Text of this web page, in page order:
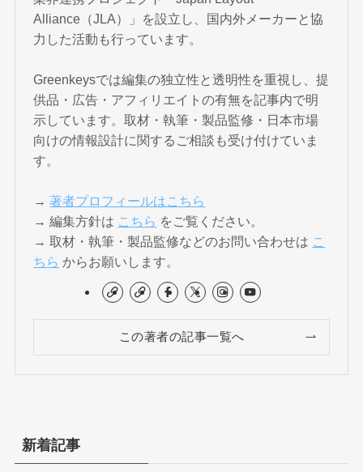
Alliance（JLA）」を設立し、国内外メーカーと協
力した活動も行っています。
Greenkeysでは編集の独立性と透明性を重視し、提
供品・広告・アフィリエイトの有無を記事内で明
示しています。取材・執筆・製品監修・日本市場
向けの情報設計に関するご相談も受け付けていま
す。
→著者プロフィールはこちら
→ 編集方針は こちら をご覧ください。
→ 取材・執筆・製品監修などのお問い合わせは こ
ちら からお願いします。
この著者の記事一覧へ
新着記事